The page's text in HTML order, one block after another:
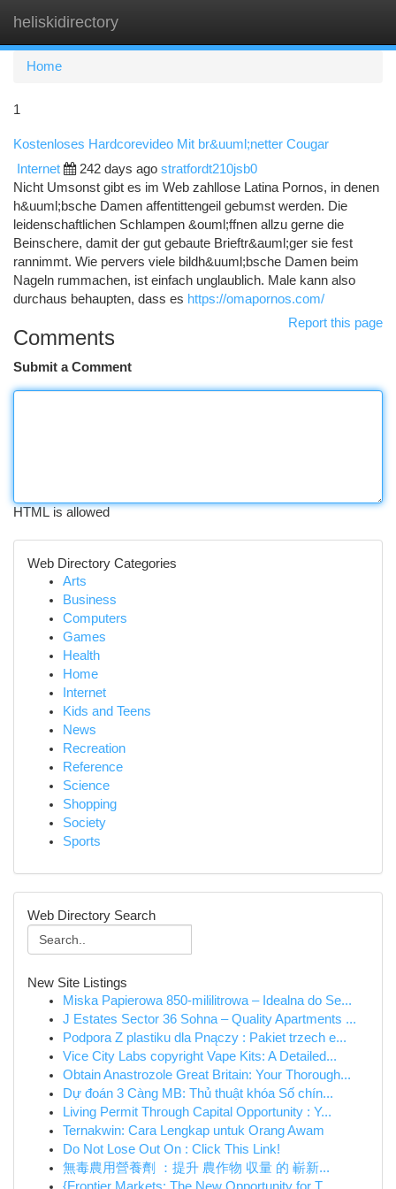
heliskidirectory
Home
1
Kostenloses Hardcorevideo Mit br&uuml;netter Cougar
Internet 242 days ago stratfordt210jsb0
Nicht Umsonst gibt es im Web zahllose Latina Pornos, in denen
h&uuml;bsche Damen affentittengeil gebumst werden. Die
leidenschaftlichen Schlampen &ouml;ffnen allzu gerne die
Beinschere, damit der gut gebaute Brieftr&auml;ger sie fest
rannimmt. Wie pervers viele bildh&uuml;bsche Damen beim
Nageln rummachen, ist einfach unglaublich. Male kann also
durchaus behaupten, dass es https://omapornos.com/
Report this page
Comments
Submit a Comment
HTML is allowed
Web Directory Categories
Arts
Business
Computers
Games
Health
Home
Internet
Kids and Teens
News
Recreation
Reference
Science
Shopping
Society
Sports
Web Directory Search
New Site Listings
Miska Papierowa 850-mililitrowa – Idealna do Se...
J Estates Sector 36 Sohna – Quality Apartments ...
Podpora Z plastiku dla Pnączy : Pakiet trzech e...
Vice City Labs copyright Vape Kits: A Detailed...
Obtain Anastrozole Great Britain: Your Thorough...
Dự đoán 3 Càng MB: Thủ thuật khóa Số chín...
Living Permit Through Capital Opportunity : Y...
Ternakwin: Cara Lengkap untuk Orang Awam
Do Not Lose Out On : Click This Link!
無毒農用營養劑 ：提升 農作物 収量 的 嶄新...